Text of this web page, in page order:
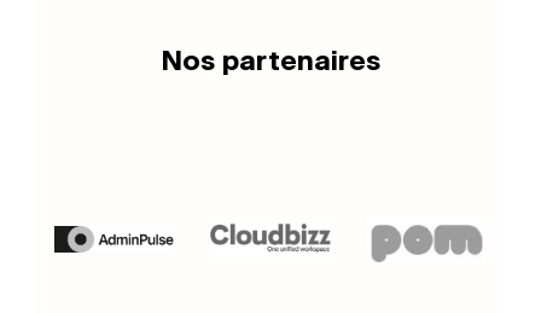
Nos partenaires